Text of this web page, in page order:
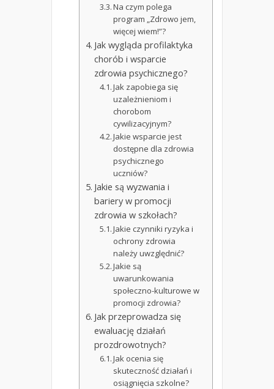
Na czym polega
program „Zdrowo jem,
więcej wiem!”?
Jak wygląda profilaktyka
chorób i wsparcie
zdrowia psychicznego?
Jak zapobiega się
uzależnieniom i
chorobom
cywilizacyjnym?
Jakie wsparcie jest
dostępne dla zdrowia
psychicznego
uczniów?
Jakie są wyzwania i
bariery w promocji
zdrowia w szkołach?
Jakie czynniki ryzyka i
ochrony zdrowia
należy uwzględnić?
Jakie są
uwarunkowania
społeczno-kulturowe w
promocji zdrowia?
Jak przeprowadza się
ewaluację działań
prozdrowotnych?
Jak ocenia się
skuteczność działań i
osiągnięcia szkolne?